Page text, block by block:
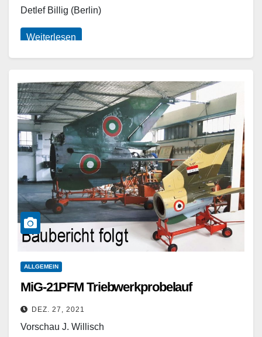
Detlef Billig (Berlin)
Weiterlesen
ALLGEMEIN
MiG-21PFM Triebwerkprobelauf
DEZ. 27, 2021
Vorschau J. Willisch